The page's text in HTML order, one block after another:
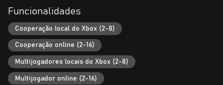
Funcionalidades
Cooperação local do Xbox (2-8)
Cooperação online (2-16)
Multijogadores locais do Xbox (2-8)
Multijogador online (2-16)